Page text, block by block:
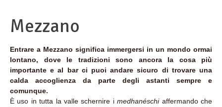
Mezzano
Entrare a Mezzano significa immergersi in un mondo ormai
lontano, dove le tradizioni sono ancora la cosa più
importante e al bar ci puoi andare sicuro di trovare una
calda accoglienza da parte degli astanti sempre e
comunque.
È uso in tutta la valle schernire imedhanéschiaffermando che